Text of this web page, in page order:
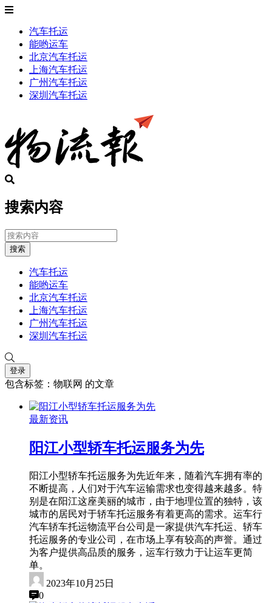
汽车托运
能哟运车
北京汽车托运
上海汽车托运
广州汽车托运
深圳汽车托运
搜索内容
搜索
汽车托运
能哟运车
北京汽车托运
上海汽车托运
广州汽车托运
深圳汽车托运
登录
包含标签：物联网 的文章
最新资讯
阳江小型轿车托运服务为先
阳江小型轿车托运服务为先近年来，随着汽车拥有率的
不断提高，人们对于汽车运输需求也变得越来越多。特
别是在阳江这座美丽的城市，由于地理位置的独特，该
城市的居民对于轿车托运服务有着更高的需求。运车行
汽车轿车托运物流平台公司是一家提供汽车托运、轿车
托运服务的专业公司，在市场上享有较高的声誉。通过
为客户提供高品质的服务，运车行致力于让运车更简
单。
2023年10月25日
0